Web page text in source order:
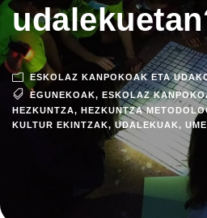
ESKOLAZ KANPOKOAK ETA
EGUNEKOAK, ESKOLAZ
HEZKUNTZA, HEZKUNTZA
KULTUR EKINTZAK, UDALEKUAK,